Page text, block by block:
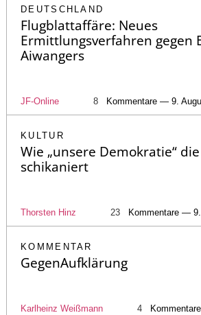
DEUTSCHLAND
Flugblattaffäre: Neues
Ermittlungsverfahren gegen
Aiwangers
JF-Online 8 Kommentare — 9.
KULTUR
Wie „unsere Demokratie“
schikaniert
Thorsten Hinz 23 Kommentare —
KOMMENTAR
GegenAufklärung
Karlheinz Weißmann 4